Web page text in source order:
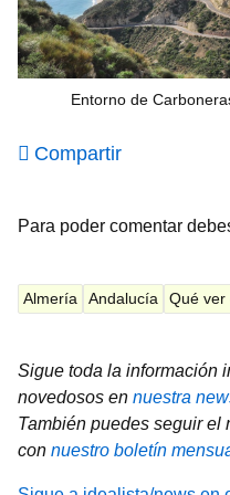
Entorno de
Compartir
Para poder comentar
Almería Andalucía Qué ver
Sigue toda la información
novedosos en nuestra
También puedes seguir
con nuestro boletín